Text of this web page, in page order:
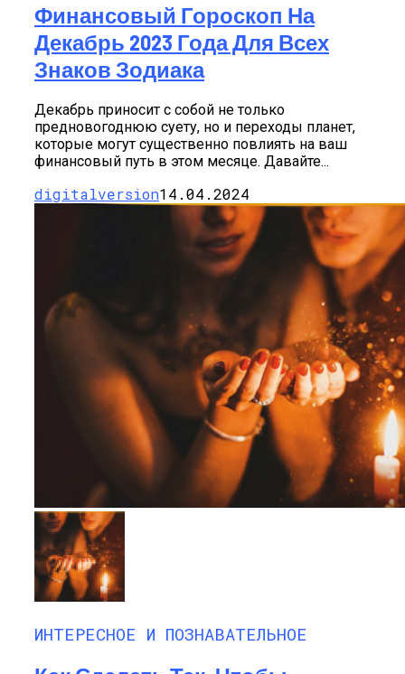
Финансовый Гороскоп На
Декабрь 2023 Года Для Всех
Знаков Зодиака
Декабрь приносит с собой не только
предновогоднюю суету, но и переходы планет,
которые могут существенно повлиять на ваш
финансовый путь в этом месяце. Давайте...
digitalversion14.04.2024
ИНТЕРЕСНОЕ И ПОЗНАВАТЕЛЬНОЕ